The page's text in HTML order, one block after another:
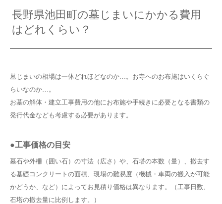
長野県池田町の墓じまいにかかる費用
はどれくらい？
墓じまいの相場は一体どれほどなのか…。お寺へのお布施はいくらぐ
らいなのか…。
お墓の解体・建立工事費用の他にお布施や手続きに必要となる書類の
発行代金なども考慮する必要があります。
●工事価格の目安
墓石や外柵（囲い石）の寸法（広さ）や、石塔の本数（量）、撤去す
る基礎コンクリートの面積、現場の難易度（機械・車両の搬入が可能
かどうか、など）によってお見積り価格は異なります。（工事日数、
石塔の撤去量に比例します。）